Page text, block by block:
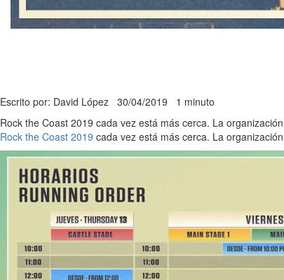
Escrito por: David López 30/04/2019 1 minuto
Rock the Coast 2019 cada vez está más cerca. La
Rock the Coast 2019 cada vez está más cerca. La